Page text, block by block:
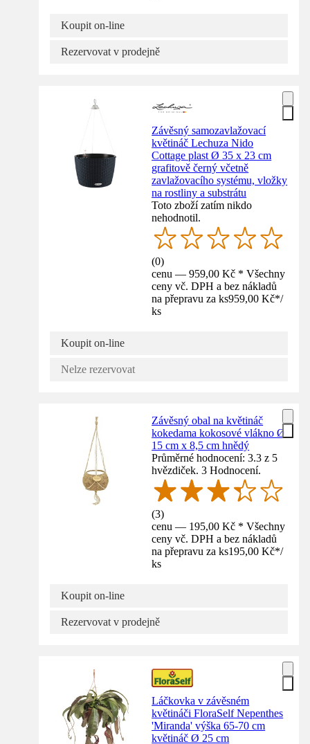
Koupit on-line
Rezervovat v prodejně
Závěsný samozavlažovací
květináč Lechuza Nido
Cottage plast Ø 35 x 23 cm
grafitově černý včetně
zavlažovacího systému, vložky
na rostliny a substrátu
Toto zboží zatím nikdo
nehodnotil.
(0)
cenu — 959,00 Kč * Všechny
ceny vč. DPH a bez nákladů
na přepravu za ks959,00 Kč*/
ks
Koupit on-line
Nelze rezervovat
Závěsný obal na květináč
kokedama kokosové vlákno Ø
15 cm x 8,5 cm hnědý
Průměrné hodnocení: 3.3 z 5
hvězdiček. 3 Hodnocení.
(3)
cenu — 195,00 Kč * Všechny
ceny vč. DPH a bez nákladů
na přepravu za ks195,00 Kč*/
ks
Koupit on-line
Rezervovat v prodejně
Láčkovka v závěsném
květináči FloraSelf Nepenthes
'Miranda' výška 65-70 cm
květináč Ø 25 cm